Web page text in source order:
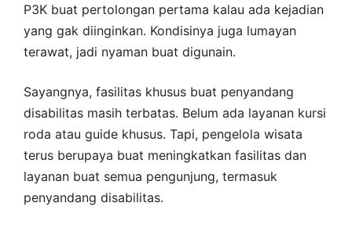
P3K buat pertolongan pertama kalau ada kejadian
yang gak diinginkan. Kondisinya juga lumayan
terawat, jadi nyaman buat digunain.
Sayangnya, fasilitas khusus buat penyandang
disabilitas masih terbatas. Belum ada layanan kursi
roda atau guide khusus. Tapi, pengelola wisata
terus berupaya buat meningkatkan fasilitas dan
layanan buat semua pengunjung, termasuk
penyandang disabilitas.